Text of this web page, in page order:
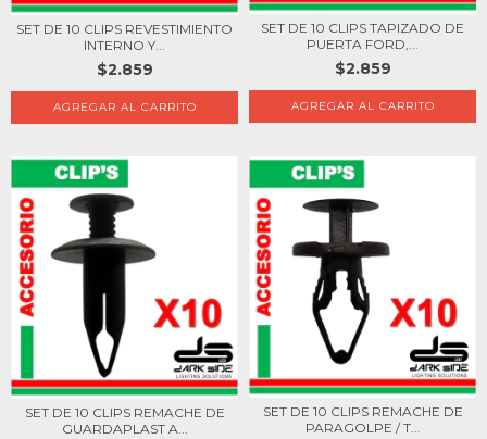
SET DE 10 CLIPS REVESTIMIENTO
INTERNO Y...
$2.859
SET DE 10 CLIPS TAPIZADO DE
PUERTA FORD,...
$2.859
SET DE 10 CLIPS REMACHE DE
GUARDAPLAST A...
SET DE 10 CLIPS REMACHE DE
PARAGOLPE / T...